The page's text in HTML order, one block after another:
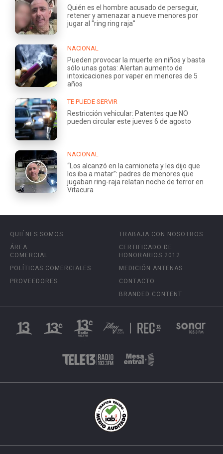
Quién es el hombre acusado de perseguir,
retener y amenazar a nueve menores por
jugar al "ring ring raja"
NACIONAL
Pueden provocar la muerte en niños y basta
sólo unas gotas: Alertan aumento de
intoxicaciones por vaper en menores de 5
años
TE PUEDE SERVIR
Restricción vehicular: Patentes que NO
pueden circular este jueves 6 de agosto
NACIONAL
“Los alcanzó en la camioneta y les dijo que
los iba a matar”: padres de menores que
jugaban ring-raja relatan noche de terror en
Vitacura
QUIÉNES SOMOS
ÁREA
COMERCIAL
POLÍTICAS COMERCIALES
PROVEEDORES
TRABAJA CON NOSOTROS
CERTIFICADO DE
HONORARIOS 2012
MEDICIÓN ANTENAS
CONTACTO
BRANDED CONTENT